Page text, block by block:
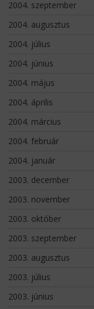
2004. szeptember
2004. augusztus
2004. július
2004. június
2004. május
2004. április
2004. március
2004. február
2004. január
2003. december
2003. november
2003. október
2003. szeptember
2003. augusztus
2003. július
2003. június